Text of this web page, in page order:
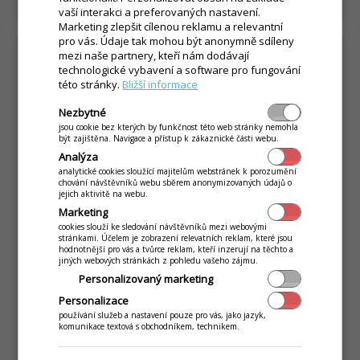
Inteligentní stůl – videokurz
efektivní obsluhy
Praktické používání inteligentních stolů z
pohledu hosta u stolu, z pohledu číšníka a další
vaší interakci a preferovaných nastavení.
Marketing zlepšit cílenou reklamu a relevantní
pro vás. Údaje tak mohou být anonymně sdíleny
mezi naše partnery, kteří nám dodávají
technologické vybavení a software pro fungování
této stránky.Bližší informace
Nezbytné
jsou cookie bez kterých by funkčnost této web stránky nemohla
být zajištěna. Navigace a přístup k zákaznické části webu.
Analýza
analytické cookies sloužící majitelům webstránek k porozumění
chování návštěvníků webu sběrem anonymizovaných údajů o
jejich aktivitě na webu.
Marketing
cookies slouží ke sledování návštěvníků mezi webovými
stránkami. Účelem je zobrazení relevatních reklam, které jsou
hodnotnější pro vás a tvůrce reklam, kteří inzerují na těchto a
jiných webových stránkách z pohledu vašeho zájmu.
Personalizovaný marketing
Personalizace
používání služeb a nastavení pouze pro vás, jako jazyk,
komunikace textová s obchodníkem, technikem.